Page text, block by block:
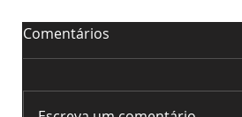
Sur Aural
Comentários